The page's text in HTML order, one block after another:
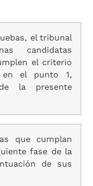
el tribunal
candidatas
el criterio
en el punto 1,
la presente
que cumplan
fase de la
de sus